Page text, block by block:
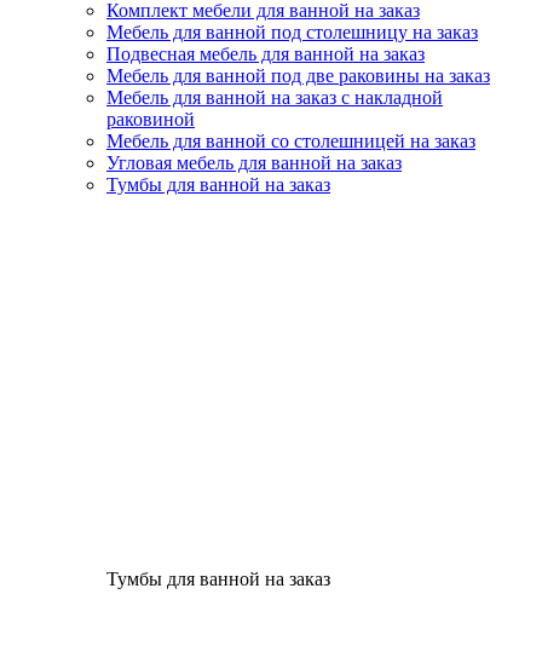
Комплект мебели для ванной на заказ
Мебель для ванной под столешницу на заказ
Подвесная мебель для ванной на заказ
Мебель для ванной под две раковины на заказ
Мебель для ванной на заказ с накладной
раковиной
Мебель для ванной со столешницей на заказ
Угловая мебель для ванной на заказ
Тумбы для ванной на заказ
Тумбы для ванной на заказ